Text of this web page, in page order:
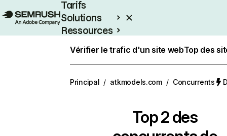
Tarifs
Solutions
Ressources
Vérifier le trafic d'un site webTop des
Principal / atkmodels.com / Concurrents
Top 2 des